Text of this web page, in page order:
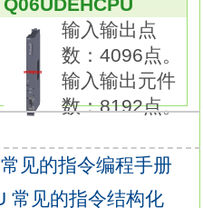
断输出的可编程系
不仅可提供普通
IEC 61508等控制系
求。
磁（Pilz）的PSS
输入输出点
数：4096点。
输入输出元件
数：8192点。
见的指令编程手册
常见的指令结构化